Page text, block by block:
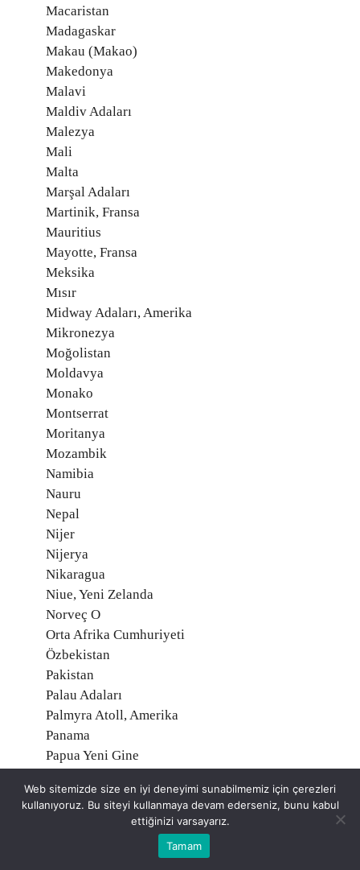
Macaristan
Madagaskar
Makau (Makao)
Makedonya
Malavi
Maldiv Adaları
Malezya
Mali
Malta
Marşal Adaları
Martinik, Fransa
Mauritius
Mayotte, Fransa
Meksika
Mısır
Midway Adaları, Amerika
Mikronezya
Moğolistan
Moldavya
Monako
Montserrat
Moritanya
Mozambik
Namibia
Nauru
Nepal
Nijer
Nijerya
Nikaragua
Niue, Yeni Zelanda
Norveç O
Orta Afrika Cumhuriyeti
Özbekistan
Pakistan
Palau Adaları
Palmyra Atoll, Amerika
Panama
Papua Yeni Gine
Peru
Polonya
Porto Riko, Amerika
Web sitemizde size en iyi deneyimi sunabilmemiz için çerezleri
kullanıyoruz. Bu siteyi kullanmaya devam ederseniz, bunu kabul
ettiğinizi varsayarız.
Tamam